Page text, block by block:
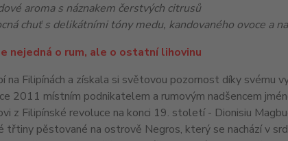
aroma s náznakem čerstvých citrusů
chuť s delikátními tóny medu, kandovaného ovoce a
nejedná o rum, ale o ostatní lihovinu
na Filipínách a získala si světovou pozornost díky svému
2011 místním podnikatelem a rumovým nadšencem
z Filipínské revoluce na konci 19. století - Dionisiu
třtiny pěstované na ostrově Negros, který se nachází v